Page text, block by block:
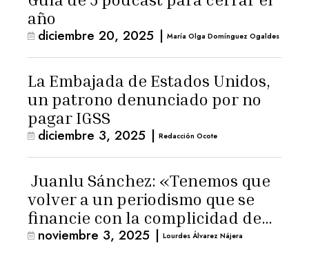
año
diciembre 20, 2025 | María Olga Domínguez Ogaldes
La Embajada de Estados Unidos,
un patrono denunciado por no
pagar IGSS
diciembre 3, 2025 | Redacción Ocote
Juanlu Sánchez: «Tenemos que
volver a un periodismo que se
financie con la complicidad de
los lectores»
noviembre 3, 2025 | Lourdes Álvarez Nájera